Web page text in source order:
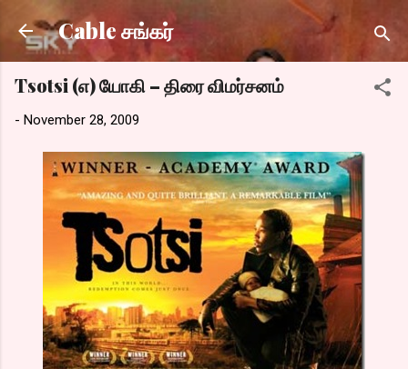
Skip to main content
Cable சங்கர்
Tsotsi (எ) யோகி – திரை விமர்சனம்
- November 28, 2009